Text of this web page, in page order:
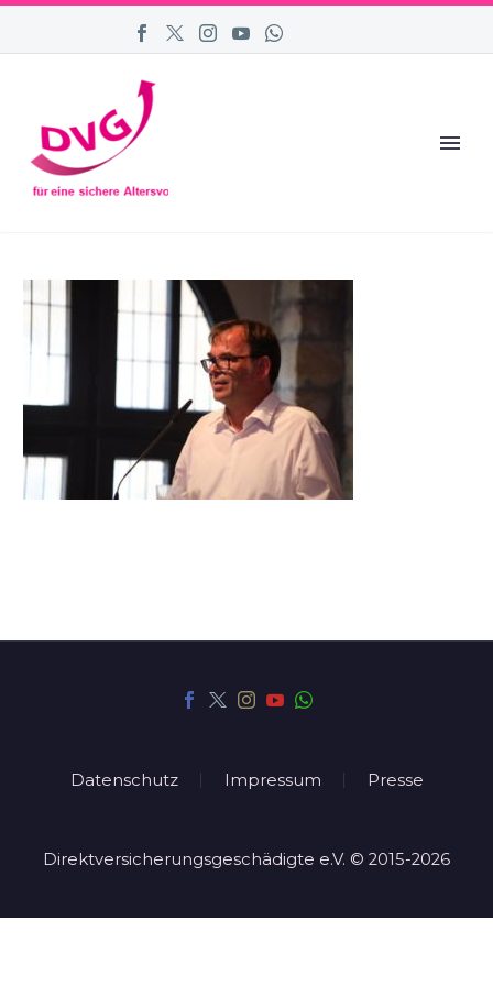
Datenschutz Impressum Presse
Direktversicherungsgeschädigte e.V. © 2015-2026